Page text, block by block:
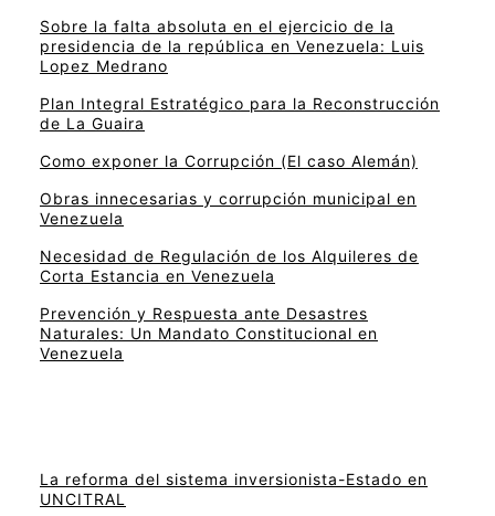
Sobre la falta absoluta en el ejercicio de la
presidencia de la república en Venezuela: Luis
Lopez Medrano
Plan Integral Estratégico para la Reconstrucción
de La Guaira
Como exponer la Corrupción (El caso Alemán)
Obras innecesarias y corrupción municipal en
Venezuela
Necesidad de Regulación de los Alquileres de
Corta Estancia en Venezuela
Prevención y Respuesta ante Desastres
Naturales: Un Mandato Constitucional en
Venezuela
La reforma del sistema inversionista-Estado en
UNCITRAL